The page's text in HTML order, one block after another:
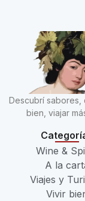
Descubrí sabores,
bien, viajar
Wine &
A la
Viajes y
Vivir